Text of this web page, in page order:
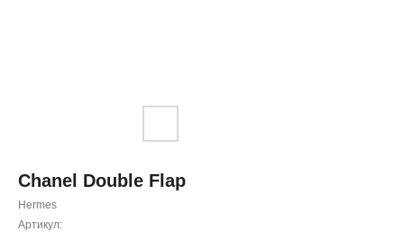
Chanel Double Flap
Hermes
Артикул: